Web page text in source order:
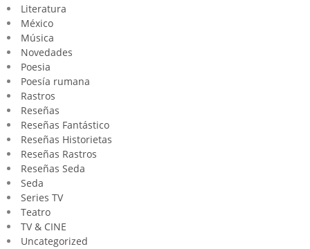
Literatura
México
Música
Novedades
Poesia
Poesía rumana
Rastros
Reseñas
Reseñas Fantástico
Reseñas Historietas
Reseñas Rastros
Reseñas Seda
Seda
Series TV
Teatro
TV & CINE
Uncategorized